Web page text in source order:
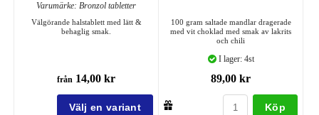
Varumärke: Bronzol tabletter
Välgörande halstablett med lätt &
behaglig smak.
från 14,00 kr
100 gram saltade mandlar dragerade
med vit choklad med smak av lakrits
och chili
I lager: 4st
89,00 kr
Köp